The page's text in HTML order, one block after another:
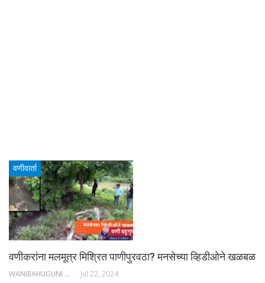
वणीवार्ता
वणीकरांना मलमूत्र मिश्रित पाणीपुरवठा? मनसेच्या व्हिडीओने खळबळ
WANIBAHUGUNI DESK Jul 22, 2024